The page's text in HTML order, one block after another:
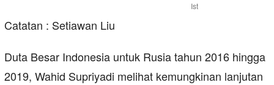
Ist
Catatan : Setiawan Liu
Duta Besar Indonesia untuk Rusia tahun 2016 hingga
2019, Wahid Supriyadi melihat kemungkinan lanjutan